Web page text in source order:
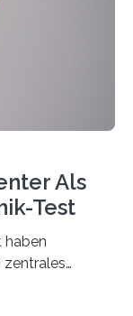
eine
Als
Test
haben
zentrales